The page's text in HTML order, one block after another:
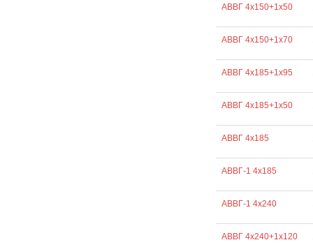
АВВГ 4х150+1х50
АВВГ 4х150+1х70
АВВГ 4х185+1х95
АВВГ 4х185+1х50
АВВГ 4х185
АВВГ-1 4х185
АВВГ-1 4х240
АВВГ 4х240+1х120